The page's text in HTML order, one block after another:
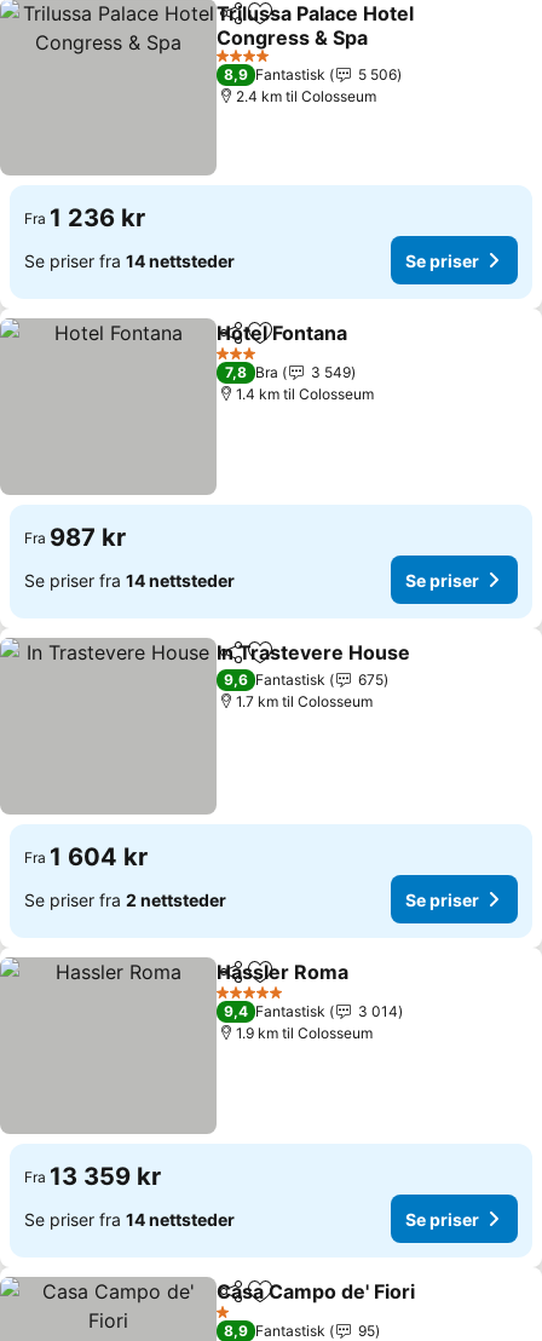
Del Legg til i favoritter
Trilussa Palace Hotel
Congress & Spa
4 Stjerner
8,9 Fantastisk
5 506
2.4 km til Colosseum
Fra 1 236 kr
Se priser fra 14 nettsteder Se priser
Del Legg til i favoritter
Hotel Fontana
3 Stjerner
7,8 Bra
3 549
1.4 km til Colosseum
Fra 987 kr
Se priser fra 14 nettsteder Se priser
Del Legg til i favoritter
In Trastevere House
9,6 Fantastisk
675
1.7 km til Colosseum
Fra 1 604 kr
Se priser fra 2 nettsteder Se priser
Del Legg til i favoritter
Hassler Roma
5 Stjerner
9,4 Fantastisk
3 014
1.9 km til Colosseum
Fra 13 359 kr
Se priser fra 14 nettsteder Se priser
Del Legg til i favoritter
Casa Campo de' Fiori
1 Stjerner
8,9 Fantastisk
95